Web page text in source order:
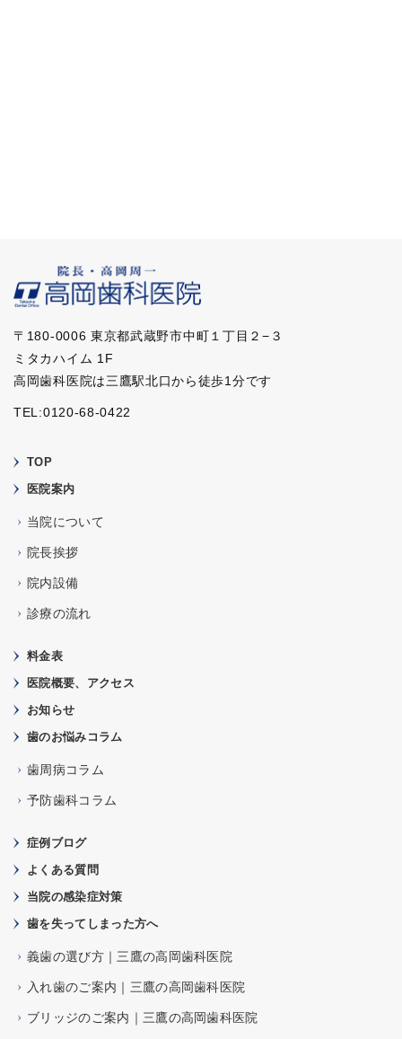
〒180-0006 東京都武蔵野市中町１丁目２−３
ミタカハイム 1F
高岡歯科医院は三鷹駅北口から徒歩1分です
TEL:0120-68-0422
TOP
医院案内
当院について
院長挨拶
院内設備
診療の流れ
料金表
医院概要、アクセス
お知らせ
歯のお悩みコラム
歯周病コラム
予防歯科コラム
症例ブログ
よくある質問
当院の感染症対策
歯を失ってしまった方へ
義歯の選び方｜三鷹の高岡歯科医院
入れ歯のご案内｜三鷹の高岡歯科医院
ブリッジのご案内｜三鷹の高岡歯科医院